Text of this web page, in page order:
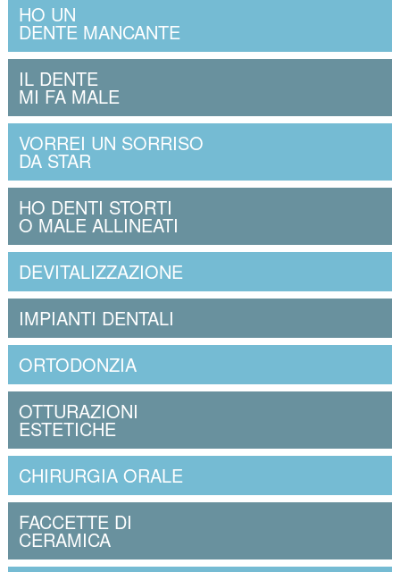
HO UN
DENTE MANCANTE
IL DENTE
MI FA MALE
VORREI UN SORRISO
DA STAR
HO DENTI STORTI
O MALE ALLINEATI
DEVITALIZZAZIONE
IMPIANTI DENTALI
ORTODONZIA
OTTURAZIONI
ESTETICHE
CHIRURGIA ORALE
FACCETTE DI
CERAMICA